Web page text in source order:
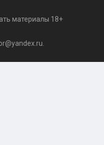
материалы 18+